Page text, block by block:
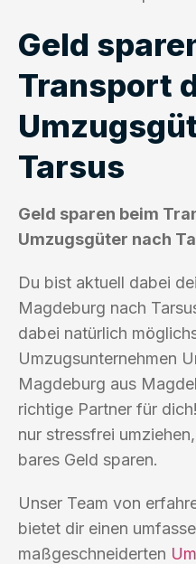
Geld
Transport
Tarsus
Geld sparen beim
Umzugsgüter nach
Du bist aktuell dabei
Magdeburg nach
dabei natürlich
Umzugsunternehmen
Magdeburg aus
richtige Partner für
nur stressfrei
bares Geld sparen.
Unser Team von
bietet dir einen
maßgeschneiderten